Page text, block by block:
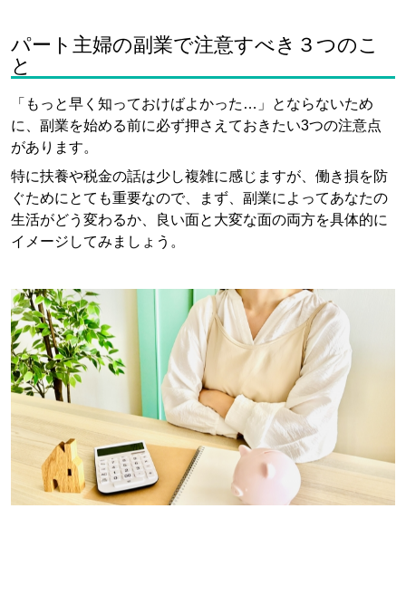
パート主婦の副業で注意すべき３つのこ
と
「もっと早く知っておけばよかった…」とならないため
に、副業を始める前に必ず押さえておきたい3つの注意点
があります。
特に扶養や税金の話は少し複雑に感じますが、働き損を防
ぐためにとても重要なので、まず、副業によってあなたの
生活がどう変わるか、良い面と大変な面の両方を具体的に
イメージしてみましょう。